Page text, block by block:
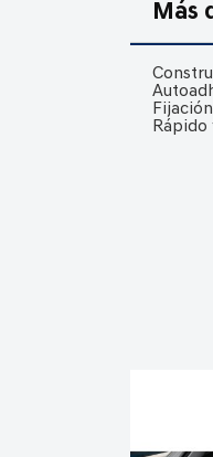
galería
de
imágenes
Más